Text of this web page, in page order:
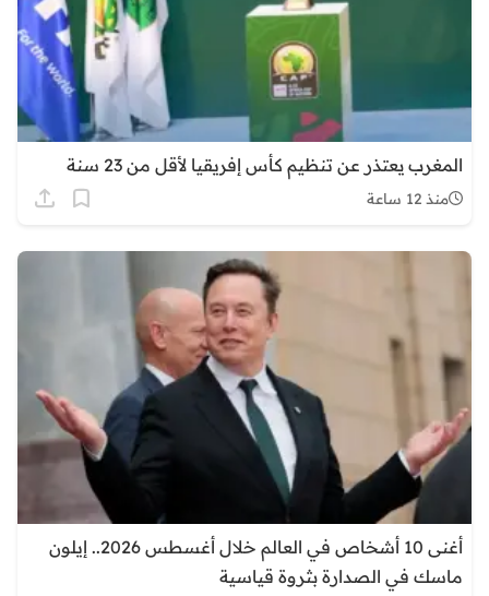
المغرب يعتذر عن تنظيم كأس إفريقيا لأقل من 23 سنة
منذ 12 ساعة
أغنى 10 أشخاص في العالم خلال أغسطس 2026.. إيلون
ماسك في الصدارة بثروة قياسية